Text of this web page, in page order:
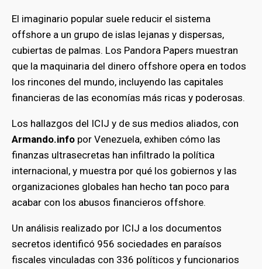
El imaginario popular suele reducir el sistema
offshore a un grupo de islas lejanas y dispersas,
cubiertas de palmas. Los Pandora Papers muestran
que la maquinaria del dinero offshore opera en todos
los rincones del mundo, incluyendo las capitales
financieras de las economías más ricas y poderosas.
Los hallazgos del ICIJ y de sus medios aliados, con
Armando.info por Venezuela, exhiben cómo las
finanzas ultrasecretas han infiltrado la política
internacional, y muestra por qué los gobiernos y las
organizaciones globales han hecho tan poco para
acabar con los abusos financieros offshore.
Un análisis realizado por ICIJ a los documentos
secretos identificó 956 sociedades en paraísos
fiscales vinculadas con 336 políticos y funcionarios